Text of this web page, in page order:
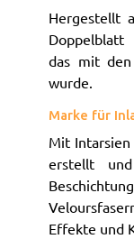
Hergestellt
Doppelblatt
das mit den
wurde.
Marke für
Mit
erstellt
Effekte und